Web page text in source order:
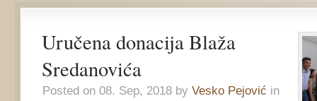
Uručena donacija Blaža
Sredanovića
Posted on 08. Sep, 2018 byVesko Pejović in